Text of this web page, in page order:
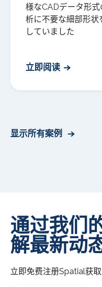
様なCADデータ形
析に不要な細部形状
していました
立即阅读
显示所有案例
通过我们
解最新动
立即免费注册Spatial获